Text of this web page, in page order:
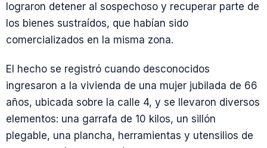
lograron detener al sospechoso y recuperar parte de
los bienes sustraídos, que habían sido
comercializados en la misma zona.
El hecho se registró cuando desconocidos
ingresaron a la vivienda de una mujer jubilada de 66
años, ubicada sobre la calle 4, y se llevaron diversos
elementos: una garrafa de 10 kilos, un sillón
plegable, una plancha, herramientas y utensilios de